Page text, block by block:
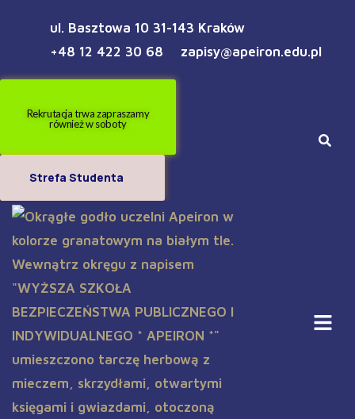
ul. Basztowa 10 31-143 Kraków
+48 12 422 30 68
zapisy@apeiron.edu.pl
Rekrutacja trwa zapraszamy
również w soboty
Strefa Studenta